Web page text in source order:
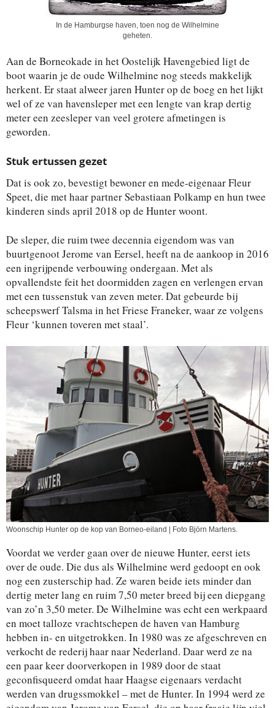
In de Hamburgse haven, toen nog de Wilhelmine
geheten.
Aan de Borneokade in het Oostelijk Havengebied ligt de
boot waarin je de oude Wilhelmine nog steeds makkelijk
herkent. Er staat alweer jaren Hunter op de boeg en het lijkt
wel of ze van havensleper met een lengte van krap dertig
meter een zeesleper van veel grotere afmetingen is
geworden.
Stuk ertussen gezet
Dat is ook zo, bevestigt bewoner en mede-eigenaar Fleur
Speet, die met haar partner Sebastiaan Polkamp en hun twee
kinderen sinds april 2018 op de Hunter woont.
De sleper, die ruim twee decennia eigendom was van
buurtgenoot Jerome van Eersel, heeft na de aankoop in 2016
een ingrijpende verbouwing ondergaan. Met als
opvallendste feit het doormidden zagen en verlengen ervan
met een tussenstuk van zeven meter. Dat gebeurde bij
scheepswerf Talsma in het Friese Franeker, waar ze volgens
Fleur ‘kunnen toveren met staal’.
Woonschip Hunter op de kop van Borneo-eiland | Foto Björn Martens.
Voordat we verder gaan over de nieuwe Hunter, eerst iets
over de oude. Die dus als Wilhelmine werd gedoopt en ook
nog een zusterschip had. Ze waren beide iets minder dan
dertig meter lang en ruim 7,50 meter breed bij een diepgang
van zo’n 3,50 meter. De Wilhelmine was echt een werkpaard
en moet talloze vrachtschepen de haven van Hamburg
hebben in- en uitgetrokken. In 1980 was ze afgeschreven en
verkocht de rederij haar naar Nederland. Daar werd ze na
een paar keer doorverkopen in 1989 door de staat
geconfisqueerd omdat haar Haagse eigenaars verdacht
werden van drugssmokkel – met de Hunter. In 1994 werd ze